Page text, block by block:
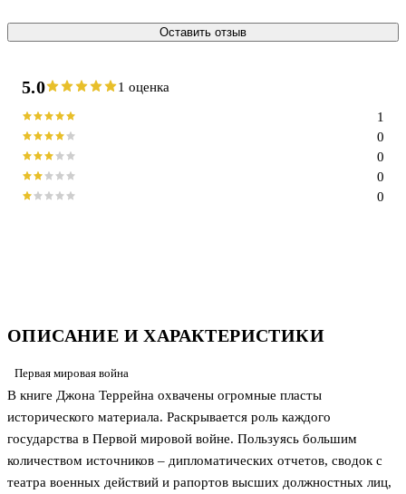
ОПИСАНИЕ И ХАРАКТЕРИСТИКИ
Первая мировая война
В книге Джона Террейна охвачены огромные пласты
исторического материала. Раскрывается роль каждого
государства в Первой мировой войне. Пользуясь большим
количеством источников – дипломатических отчетов, сводок с
театра военных действий и рапортов высших должностных лиц,
Оставить отзыв
5.0 1 оценка
0
0
0
0
1